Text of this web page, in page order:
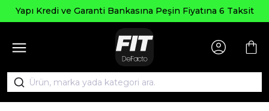
Yapı Kredi ve Garanti Bankasına Peşin Fiyatına 6 Taksit